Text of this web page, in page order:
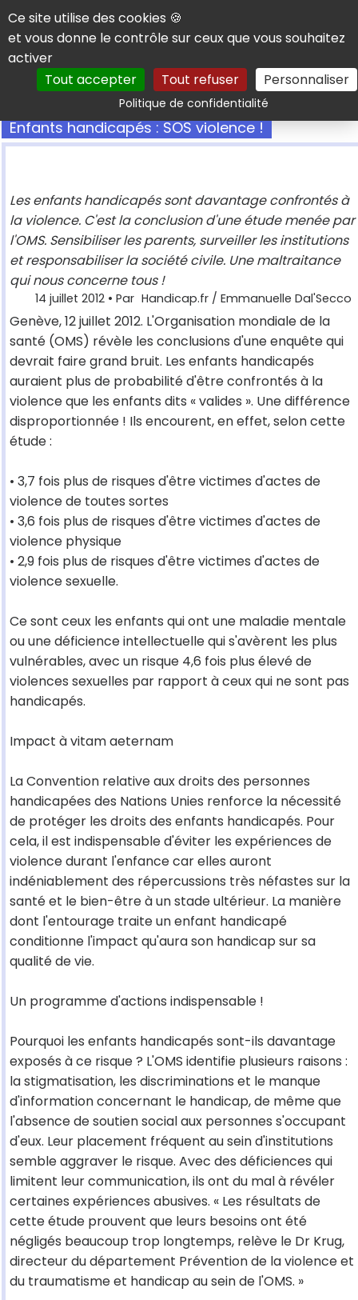
Panneau de gestion des cookies
Ce site utilise des cookies 🍪
et vous donne le contrôle sur ceux que vous souhaitez
activer
Tout accepter
Tout refuser Personnaliser
Politique de confidentialitéRechercher
Enfants handicapés : SOS violence !
Les enfants handicapés sont davantage confrontés à
la violence. C'est la conclusion d'une étude menée par
l'OMS. Sensibiliser les parents, surveiller les institutions
et responsabiliser la société civile. Une maltraitance
qui nous concerne tous !
14 juillet 2012 • Par Handicap.fr / Emmanuelle Dal'Secco
Genève, 12 juillet 2012. L'Organisation mondiale de la
santé (OMS) révèle les conclusions d'une enquête qui
devrait faire grand bruit. Les enfants handicapés
auraient plus de probabilité d'être confrontés à la
violence que les enfants dits « valides ». Une différence
disproportionnée ! Ils encourent, en effet, selon cette
étude :
• 3,7 fois plus de risques d'être victimes d'actes de
violence de toutes sortes
• 3,6 fois plus de risques d'être victimes d'actes de
violence physique
• 2,9 fois plus de risques d'être victimes d'actes de
violence sexuelle.
Ce sont ceux les enfants qui ont une maladie mentale
ou une déficience intellectuelle qui s'avèrent les plus
vulnérables, avec un risque 4,6 fois plus élevé de
violences sexuelles par rapport à ceux qui ne sont pas
handicapés.
Impact à vitam aeternam
La Convention relative aux droits des personnes
handicapées des Nations Unies renforce la nécessité
de protéger les droits des enfants handicapés. Pour
cela, il est indispensable d'éviter les expériences de
violence durant l'enfance car elles auront
indéniablement des répercussions très néfastes sur la
santé et le bien-être à un stade ultérieur. La manière
dont l'entourage traite un enfant handicapé
conditionne l'impact qu'aura son handicap sur sa
qualité de vie.
Un programme d'actions indispensable !
Pourquoi les enfants handicapés sont-ils davantage
exposés à ce risque ? L'OMS identifie plusieurs raisons :
la stigmatisation, les discriminations et le manque
d'information concernant le handicap, de même que
l'absence de soutien social aux personnes s'occupant
d'eux. Leur placement fréquent au sein d'institutions
semble aggraver le risque. Avec des déficiences qui
limitent leur communication, ils ont du mal à révéler
certaines expériences abusives. « Les résultats de
cette étude prouvent que leurs besoins ont été
négligés beaucoup trop longtemps, relève le Dr Krug,
directeur du département Prévention de la violence et
du traumatisme et handicap au sein de l'OMS. »